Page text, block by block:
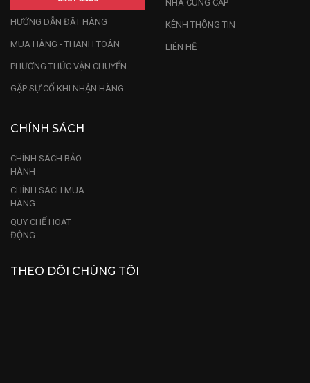
HƯỚNG DẪN ĐẶT HÀNG
MUA HÀNG - THANH TOÁN
PHƯƠNG THỨC VẬN CHUYỂN
GẶP SỰ CỐ KHI NHẬN HÀNG
NHÀ CUNG CẤP
KÊNH THÔNG TIN
LIÊN HỆ
CHÍNH SÁCH
CHÍNH SÁCH BẢO
HÀNH
CHÍNH SÁCH MUA
HÀNG
QUY CHẾ HOẠT
ĐỘNG
THEO DÕI CHÚNG TÔI